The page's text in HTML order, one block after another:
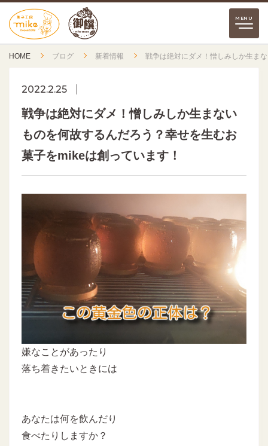
HOME ブログ 新着情報 戦争は絶対にダメ！憎しみしか生ま
2022.2.25
戦争は絶対にダメ！憎しみしか生まない
ものを何故するんだろう？幸せを生むお
菓子をmikeは創っています！
嫌なことがあったり
落ち着きたいときには
あなたは何を飲んだり
食べたりしますか？